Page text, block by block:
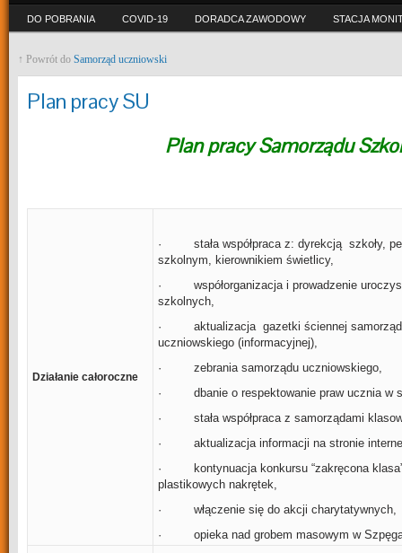
DO POBRANIA COVID-19 DORADCA ZAWODOWY STACJA
↑ Powrót do Samorząd uczniowski
Plan pracy SU
Plan pracy Samorządu
Działanie całoroczne
· stała współpraca z: dyrekcją szkoły,
szkolnym, kierownikiem świetlicy,
· współorganizacja i prowadzenie
szkolnych,
· aktualizacja gazetki ściennej
uczniowskiego (informacyjnej),
· zebrania samorządu uczniowskiego,
· dbanie o respektowanie praw ucznia w
· stała współpraca z samorządami
· aktualizacja informacji na stronie
· kontynuacja konkursu “zakręcona
plastikowych nakrętek,
· włączenie się do akcji charytatywnych,
· opieka nad grobem masowym w